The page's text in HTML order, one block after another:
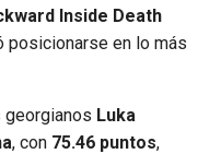
Inside Death
posicionarse en lo más
georgianos Luka
, con 75.46 puntos,